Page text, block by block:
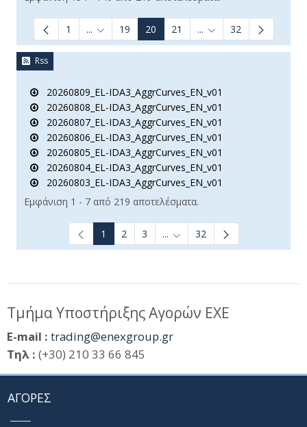
1 ... Ενδιάμεσες σελίδες Use TAB to navigate.
19 20 21 ... Ενδιάμεσες σελίδες
32
Rss
20260809_EL-IDA3_AggrCurves_EN_v01
20260808_EL-IDA3_AggrCurves_EN_v01
20260807_EL-IDA3_AggrCurves_EN_v01
20260806_EL-IDA3_AggrCurves_EN_v01
20260805_EL-IDA3_AggrCurves_EN_v01
20260804_EL-IDA3_AggrCurves_EN_v01
20260803_EL-IDA3_AggrCurves_EN_v01
Εμφάνιση 1 - 7 από 219 αποτελέσματα.
1 2 3 ... Ενδιάμεσες σελίδες Use
32
Τμήμα Υποστήριξης Αγορών ΕΧΕ
E-mail : trading@enexgroup.gr
Τηλ : (+30) 210 33 66 845
ΑΓΟΡΕΣ